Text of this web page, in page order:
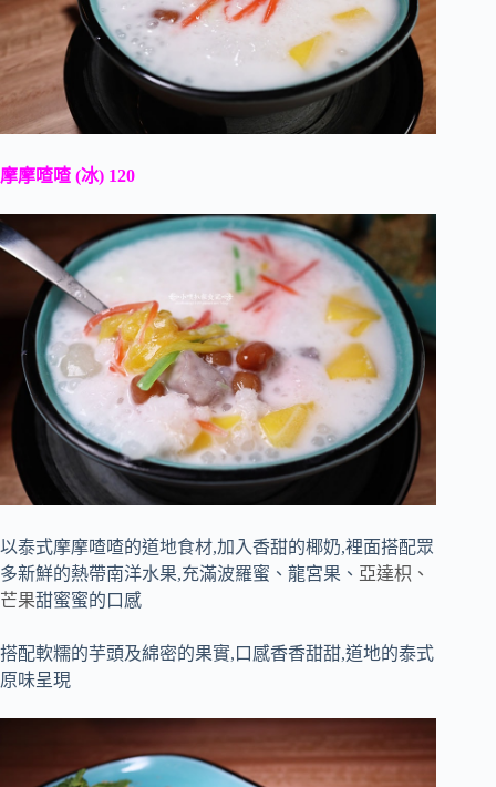
摩摩喳喳 (冰) 120
以泰式摩摩喳喳的道地食材,加入香甜的椰奶,裡面搭配眾
多新鮮的熱帶南洋水果,充滿波羅蜜、龍宮果、 亞達枳、
芒果甜蜜蜜的口感
搭配軟糯的芋頭及綿密的果實,口感香香甜甜,道地的泰式
原味呈現